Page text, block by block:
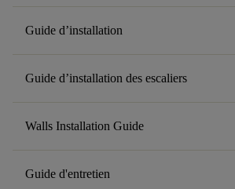
Guide d’installation
Guide d’installation des escaliers
Walls Installation Guide
Guide d'entretien